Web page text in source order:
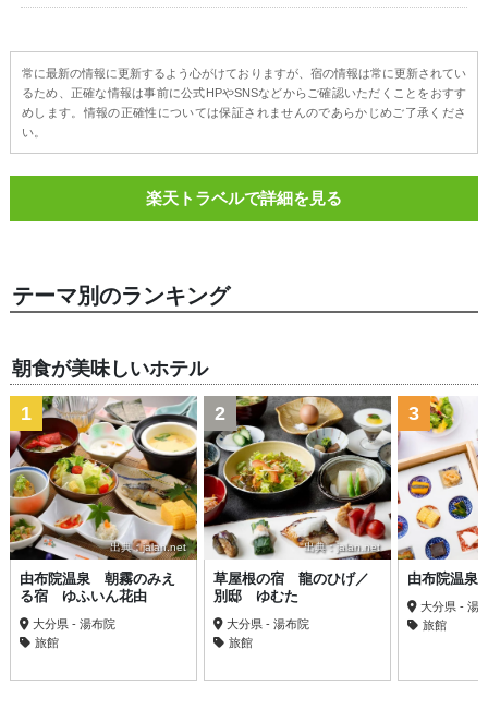
常に最新の情報に更新するよう心がけておりますが、宿の情報は常に更新されてい
るため、正確な情報は事前に公式HPやSNSなどからご確認いただくことをおすす
めします。情報の正確性については保証されませんのであらかじめご了承くださ
い。
楽天トラベルで詳細を見る
テーマ別のランキング
朝食が美味しいホテル
出典：jalan.net
1
由布院温泉 朝霧のみえ
る宿 ゆふいん花由
大分県 - 湯布院
旅館
出典：jalan.net
2
草屋根の宿 龍のひげ／
別邸 ゆむた
大分県 - 湯布院
旅館
3
由布院温
大分県 - 湯
旅館